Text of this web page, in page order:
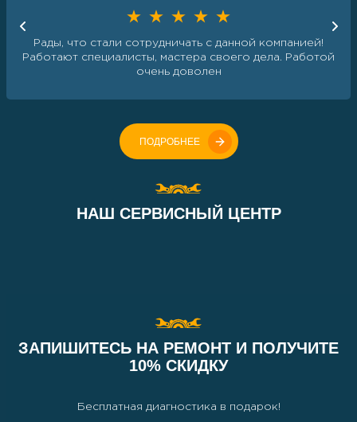
Рады, что стали сотрудничать с данной компанией!
Работают специалисты, мастера своего дела. Работой
очень доволен
ПОДРОБНЕЕ
НАШ СЕРВИСНЫЙ ЦЕНТР
ЗАПИШИТЕСЬ НА РЕМОНТ И ПОЛУЧИТЕ
10% СКИДКУ
Бесплатная диагностика в подарок!